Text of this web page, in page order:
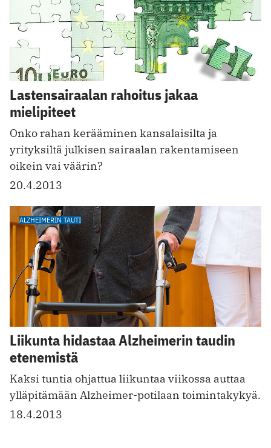
Lastensairaalan rahoitus jakaa
mielipiteet
Onko rahan kerääminen kansalaisilta ja
yrityksiltä julkisen sairaalan rakentamiseen
oikein vai väärin?
20.4.2013
ALZHEIMERIN TAUTI
Liikunta hidastaa Alzheimerin taudin
etenemistä
Kaksi tuntia ohjattua liikuntaa viikossa auttaa
ylläpitämään Alzheimer-potilaan toimintakykyä.
18.4.2013